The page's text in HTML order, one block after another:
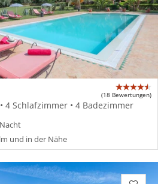
(18 Bewertungen)
4 Schlafzimmer • 4 Badezimmer
und in der Nähe